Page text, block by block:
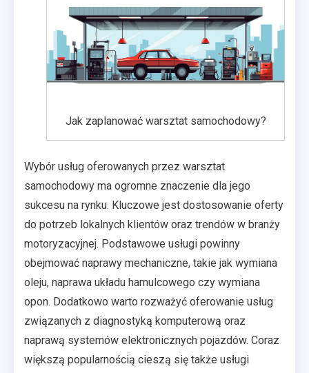
Jak zaplanować warsztat samochodowy?
Wybór usług oferowanych przez warsztat
samochodowy ma ogromne znaczenie dla jego
sukcesu na rynku. Kluczowe jest dostosowanie oferty
do potrzeb lokalnych klientów oraz trendów w branży
motoryzacyjnej. Podstawowe usługi powinny
obejmować naprawy mechaniczne, takie jak wymiana
oleju, naprawa układu hamulcowego czy wymiana
opon. Dodatkowo warto rozważyć oferowanie usług
związanych z diagnostyką komputerową oraz
naprawą systemów elektronicznych pojazdów. Coraz
większą popularnością cieszą się także usługi